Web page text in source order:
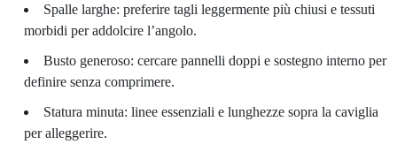
Spalle larghe: preferire tagli leggermente più chiusi e tessuti
morbidi per addolcire l’angolo.
Busto generoso: cercare pannelli doppi e sostegno interno per
definire senza comprimere.
Statura minuta: linee essenziali e lunghezze sopra la caviglia
per alleggerire.